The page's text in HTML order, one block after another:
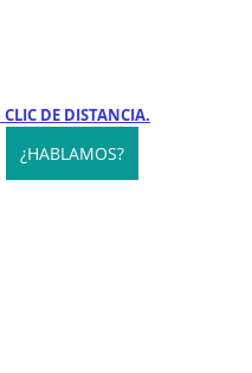
CLIC DE DISTANCIA.
¿HABLAMOS?